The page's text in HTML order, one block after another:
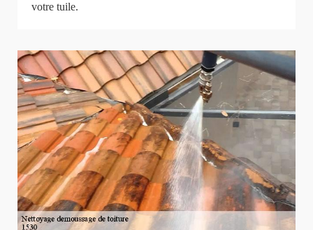
votre tuile.